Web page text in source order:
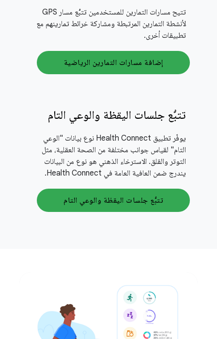
تتيح مسارات التمارين للمستخدمين تتبُّع مسار GPS
لأنشطة التمارين المرتبطة ومشاركة خرائط تمارينهم مع
تطبيقات أخرى.
إضافة مسارات التمارين الرياضية
تتبُّع جلسات اليقظة والوعي التام
يوفّر تطبيق Health Connect نوع بيانات "الوعي
التام" لقياس جوانب مختلفة من الصحة العقلية، مثل
التوتر والقلق. الاسترخاء الذهني هو نوع من البيانات
يندرج ضمن العافية العامة في Health Connect.
تتبُّع جلسات اليقظة والوعي التام